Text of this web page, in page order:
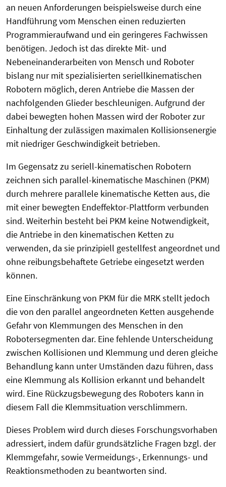
an neuen Anforderungen beispielsweise durch eine
Handführung vom Menschen einen reduzierten
Programmieraufwand und ein geringeres Fachwissen
benötigen. Jedoch ist das direkte Mit- und
Nebeneinanderarbeiten von Mensch und Roboter
bislang nur mit spezialisierten seriellkinematischen
Robotern möglich, deren Antriebe die Massen der
nachfolgenden Glieder beschleunigen. Aufgrund der
dabei bewegten hohen Massen wird der Roboter zur
Einhaltung der zulässigen maximalen Kollisionsenergie
mit niedriger Geschwindigkeit betrieben.
Im Gegensatz zu seriell-kinematischen Robotern
zeichnen sich parallel-kinematische Maschinen (PKM)
durch mehrere parallele kinematische Ketten aus, die
mit einer bewegten Endeffektor-Plattform verbunden
sind. Weiterhin besteht bei PKM keine Notwendigkeit,
die Antriebe in den kinematischen Ketten zu
verwenden, da sie prinzipiell gestellfest angeordnet und
ohne reibungsbehaftete Getriebe eingesetzt werden
können.
Eine Einschränkung von PKM für die MRK stellt jedoch
die von den parallel angeordneten Ketten ausgehende
Gefahr von Klemmungen des Menschen in den
Robotersegmenten dar. Eine fehlende Unterscheidung
zwischen Kollisionen und Klemmung und deren gleiche
Behandlung kann unter Umständen dazu führen, dass
eine Klemmung als Kollision erkannt und behandelt
wird. Eine Rückzugsbewegung des Roboters kann in
diesem Fall die Klemmsituation verschlimmern.
Dieses Problem wird durch dieses Forschungsvorhaben
adressiert, indem dafür grundsätzliche Fragen bzgl. der
Klemmgefahr, sowie Vermeidungs-, Erkennungs- und
Reaktionsmethoden zu beantworten sind.